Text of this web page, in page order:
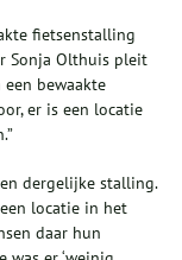
fietsenstalling
Sonja Olthuis pleit
bewaakte
er is een locatie
dergelijke stalling.
locatie in het
daar hun